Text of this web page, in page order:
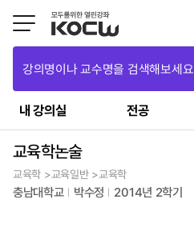
강의명이나 교수명을 검색해보세요
내 강의실 전공
교육학논술
교육학 >교육일반 >교육학
충남대학교 박수정 2014년 2학기